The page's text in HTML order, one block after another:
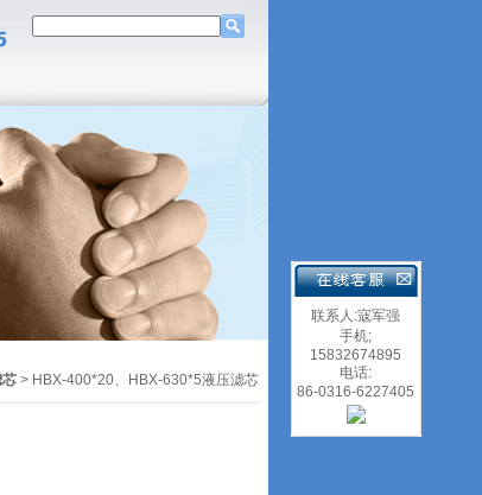
> HBX-400*20、HBX-630*5液压滤芯
联系人:寇军强
手机;
15832674895
电话:
86-0316-6227405